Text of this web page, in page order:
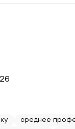
среднее